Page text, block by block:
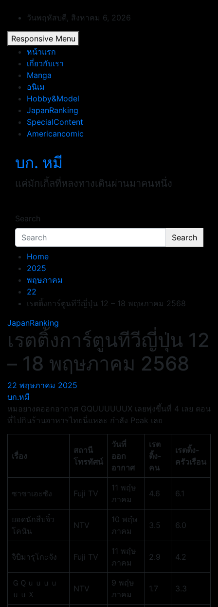
content
วันพฤหัสบดี, สิงหาคม 6, 2026
Responsive Menu
หน้าแรก
เกี่ยวกับเรา
Manga
อนิเม
Hobby&Model
JapanRanking
SpecialContent
Americancomic
บก. หมี
แค่มักเกิ้ลที่หลงทางเดินผ่านมาคนหนึ่ง
Search
Search
Home
2025
พฤษภาคม
22
เรตติ้งการ์ตูนทีวีญี่ปุ่น 12 – 18 พฤษภาคม 2568
JapanRanking
เรตติ้งการ์ตูนทีวีญี่ปุ่น 12
– 18 พฤษภาคม 2568
22 พฤษภาคม 2025
บก.หมี
หมอยางดออกอากาศ GQUUUUUUX เลยพุ่งขึ้นที่ 4 เลย ตอน
ที่ไปกินร้านอาหารไทยนี่แหละ กำลัง Peak เลย
เรื่อง
สถานี
โทรทัศน์
วันที่
ออก
อากาศ
เรต
ติ้ง-
คน
เรตติ้ง-
ครัวเรือน
ซาซาเอะซัง Fuji TV
11 พฤ๋ษ
ภาคม
4.6 6.1
ยอดนักสืบจิ๋ว
โคนัน
NTV
10 พฤ๋ษ
ภาคม
3.5 6.0
จิบิมารุโกะจัง Fuji TV
11 พฤ๋ษ
ภาคม
2.9 4.2
ＧＱｕｕｕｕ
ｕｕＸ
NTV
9 พฤ๋ษ
ภาคม
1.7 3.3